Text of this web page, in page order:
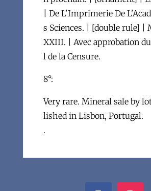
| De L'Imprimerie De
s Sciences. | [double rule] |
XXIII. | Avec approbation
l de la Censure.
8°:
Very rare. Mineral sale by
lished in Lisbon, Portugal.
.